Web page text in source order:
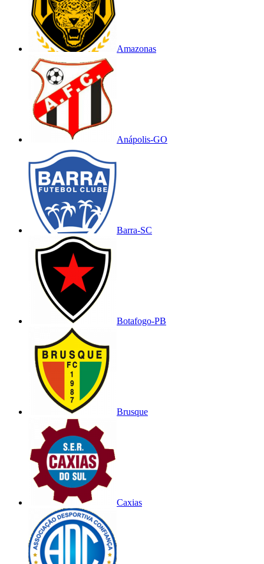
Amazonas
Anápolis-GO
Barra-SC
Botafogo-PB
Brusque
Caxias